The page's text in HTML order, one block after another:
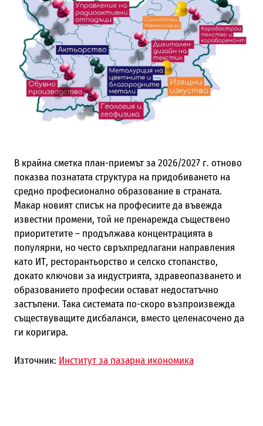
В крайна сметка план-приемът за 2026/2027 г. отново
показва познатата структура на придобиването на
средно професионално образование в страната.
Макар новият списък на професиите да въвежда
известни промени, той не пренарежда съществено
приоритетите – продължава концентрацията в
популярни, но често свръхпредлагани направления
като ИТ, ресторантьорство и селско стопанство,
докато ключови за индустрията, здравеопазването и
образованието професии остават недостатъчно
застъпени. Така системата по-скоро възпроизвежда
съществуващите дисбаланси, вместо целенасочено да
ги коригира.
Източник: Институт за пазарна икономика